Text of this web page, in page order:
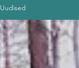
Uudised